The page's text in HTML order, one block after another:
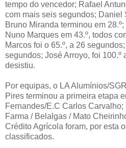
tempo do vencedor; Rafael
com mais seis segundos; Daniel
Bruno Miranda terminou em
Nuno Marques em 43.º, todos
Marcos foi o 65.º, a 26
segundos; José Arroyo, foi 100.º
desistiu.
Por equipas, o LA Alumínios/
Pires terminou a primeira etapa
Fernandes/E.C Carlos
Farma / Belalgas / Mato
Crédito Agrícola foram, por esta
classificados.